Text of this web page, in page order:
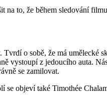
na to, že během sledování
o sobě, že má umělecké
vystoupí z jedoucího auta.
se zamilovat.
objeví také Timothée